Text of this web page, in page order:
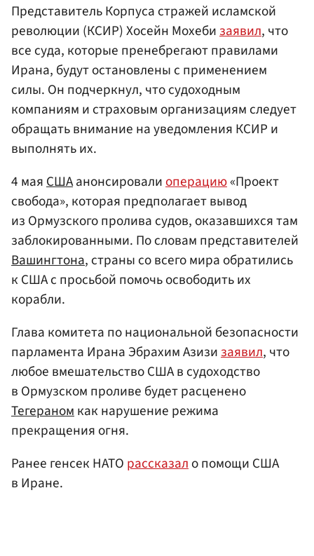
Представитель Корпуса стражей исламской
революции (КСИР) Хосейн Мохеби заявил, что
все суда, которые пренебрегают правилами
Ирана, будут остановлены с применением
силы. Он подчеркнул, что судоходным
компаниям и страховым организациям следует
обращать внимание на уведомления КСИР и
выполнять их.
4 маяСШАанонсировалиоперацию«Проект
свобода», которая предполагает вывод
из Ормузского пролива судов, оказавшихся там
заблокированными. По словам представителей
Вашингтона, страны со всего мира обратились
к США с просьбой помочь освободить их
корабли.
Глава комитета по национальной безопасности
парламента Ирана Эбрахим Азизизаявил, что
любое вмешательство США в судоходство
в Ормузском проливе будет расценено
Тегераномкак нарушение режима
прекращения огня.
Ранее генсек НАТО рассказало помощи США
в Иране.